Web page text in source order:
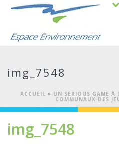
img_7548
ACCUEIL » UN SERIOUS GAME À
COMMUNAUX DES
img_7548